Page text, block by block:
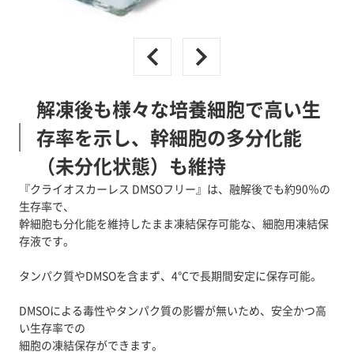
解凍後も様々な培養細胞で高い生
存率を示し、幹細胞の多分化能
（未分化状態）も維持
『クライオスカーレス DMSOフリー』は、融解後でも約90％の
生存率で、
幹細胞も分化能を維持したまま凍結保存可能な、細胞用凍結保
存液です。
タンパク質やDMSOを含まず、4℃で長期間安定に保存可能。
DMSOによる毒性やタンパク質の影響が無いため、安全かつ高
い生存率での
細胞の凍結保存ができます。